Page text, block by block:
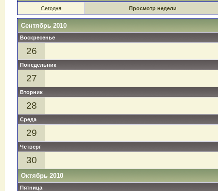
Сегодня Просмотр недели
Сентябрь 2010
Воскресенье
26
Понедельник
27
Вторник
28
Среда
29
Четверг
30
Октябрь 2010
Пятница